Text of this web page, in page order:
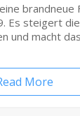
brandneue
Es steigert
und macht
More